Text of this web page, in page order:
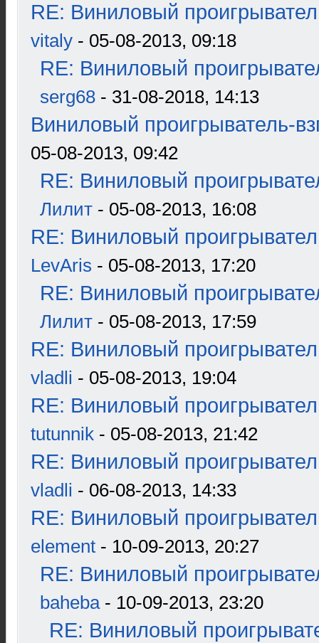
RE: Виниловый
vitaly - 05-08-2013, 09:18
RE: Виниловый
serg68 - 31-08-2018, 14:13
Виниловый проигрыватель-
05-08-2013, 09:42
RE: Виниловый
Лилит - 05-08-2013, 16:08
RE: Виниловый
LevAris - 05-08-2013, 17:20
RE: Виниловый
Лилит - 05-08-2013, 17:59
RE: Виниловый
vladli - 05-08-2013, 19:04
RE: Виниловый
tutunnik - 05-08-2013, 21:42
RE: Виниловый
vladli - 06-08-2013, 14:33
RE: Виниловый
element - 10-09-2013, 20:27
RE: Виниловый
baheba- 10-09-2013, 23:20
RE: Виниловый